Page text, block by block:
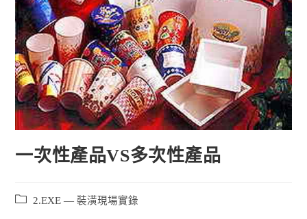
一次性產品VS多次性產品
2.EXE — 裝潢現場實錄